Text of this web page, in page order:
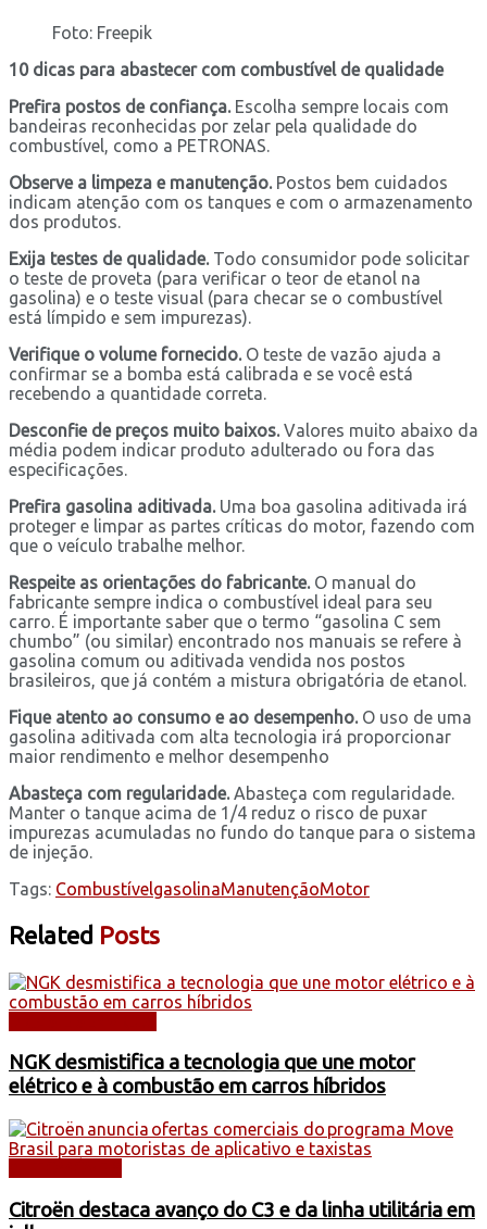
Foto: Freepik
10 dicas para abastecer com combustível de qualidade
Prefira postos de confiança. Escolha sempre locais com
bandeiras reconhecidas por zelar pela qualidade do
combustível, como a PETRONAS.
Observe a limpeza e manutenção. Postos bem cuidados
indicam atenção com os tanques e com o armazenamento
dos produtos.
Exija testes de qualidade. Todo consumidor pode solicitar
o teste de proveta (para verificar o teor de etanol na
gasolina) e o teste visual (para checar se o combustível
está límpido e sem impurezas).
Verifique o volume fornecido. O teste de vazão ajuda a
confirmar se a bomba está calibrada e se você está
recebendo a quantidade correta.
Desconfie de preços muito baixos. Valores muito abaixo da
média podem indicar produto adulterado ou fora das
especificações.
Prefira gasolina aditivada. Uma boa gasolina aditivada irá
proteger e limpar as partes críticas do motor, fazendo com
que o veículo trabalhe melhor.
Respeite as orientações do fabricante. O manual do
fabricante sempre indica o combustível ideal para seu
carro. É importante saber que o termo “gasolina C sem
chumbo” (ou similar) encontrado nos manuais se refere à
gasolina comum ou aditivada vendida nos postos
brasileiros, que já contém a mistura obrigatória de etanol.
Fique atento ao consumo e ao desempenho. O uso de uma
gasolina aditivada com alta tecnologia irá proporcionar
maior rendimento e melhor desempenho
Abasteça com regularidade. Abasteça com regularidade.
Manter o tanque acima de 1/4 reduz o risco de puxar
impurezas acumuladas no fundo do tanque para o sistema
de injeção.
Tags: Combustível gasolinaManutençãoMotor
Related Posts
NGK desmistifica a tecnologia que une motor
elétrico e à combustão em carros híbridos
Citroën destaca avanço do C3 e da linha utilitária em